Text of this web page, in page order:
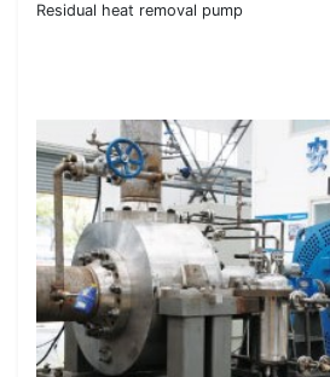
Residual heat removal pump